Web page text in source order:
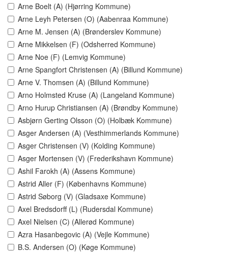
Arne Boelt (A) (Hjørring Kommune)
Arne Leyh Petersen (O) (Aabenraa Kommune)
Arne M. Jensen (A) (Brønderslev Kommune)
Arne Mikkelsen (F) (Odsherred Kommune)
Arne Noe (F) (Lemvig Kommune)
Arne Spangfort Christensen (A) (Billund Kommune)
Arne V. Thomsen (A) (Billund Kommune)
Arno Holmsted Kruse (A) (Langeland Kommune)
Arno Hurup Christiansen (A) (Brøndby Kommune)
Asbjørn Gerting Olsson (O) (Holbæk Kommune)
Asger Andersen (A) (Vesthimmerlands Kommune)
Asger Christensen (V) (Kolding Kommune)
Asger Mortensen (V) (Frederikshavn Kommune)
Ashil Farokh (A) (Assens Kommune)
Astrid Aller (F) (Københavns Kommune)
Astrid Søborg (V) (Gladsaxe Kommune)
Axel Bredsdorff (L) (Rudersdal Kommune)
Axel Nielsen (C) (Allerød Kommune)
Azra Hasanbegovic (A) (Vejle Kommune)
B.S. Andersen (O) (Køge Kommune)